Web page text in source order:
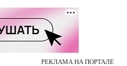
РЕКЛАМА НА ПОРТАЛЕ